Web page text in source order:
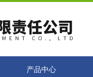
产品中心